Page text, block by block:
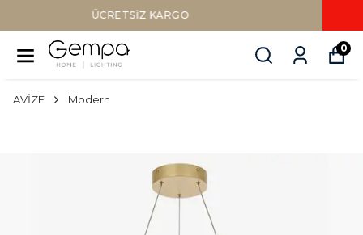
Sepette Nakit Ödemede Ek %10 İNDİRİM
0
AVİZE Modern